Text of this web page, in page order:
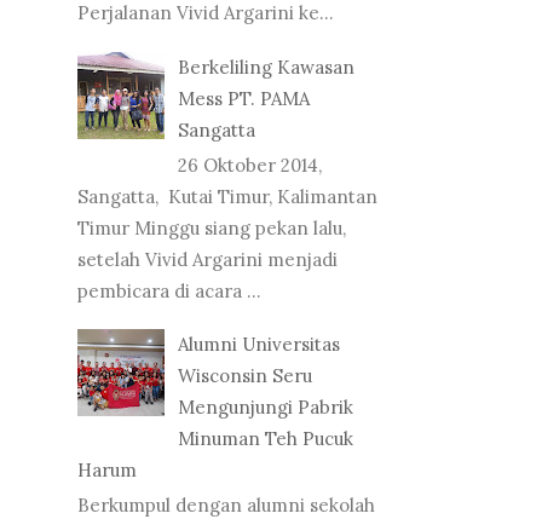
Perjalanan Vivid Argarini ke...
Berkeliling Kawasan
Mess PT. PAMA
Sangatta
26 Oktober 2014,
Sangatta, Kutai Timur, Kalimantan
Timur Minggu siang pekan lalu,
setelah Vivid Argarini menjadi
pembicara di acara ...
Alumni Universitas
Wisconsin Seru
Mengunjungi Pabrik
Minuman Teh Pucuk
Harum
Berkumpul dengan alumni sekolah